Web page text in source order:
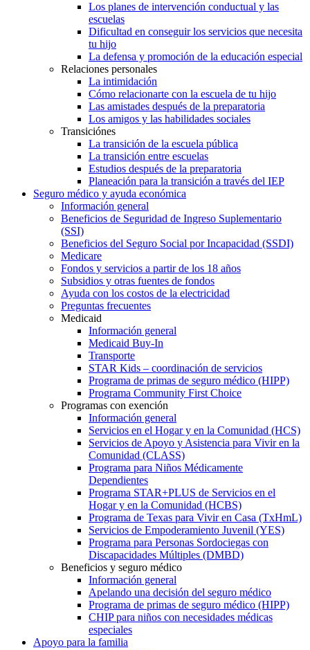
Los planes de intervención conductual y las
escuelas
Dificultad en conseguir los servicios que necesita
tu hijo
La defensa y promoción de la educación especial
Relaciones personales
La intimidación
Cómo relacionarte con la escuela de tu hijo
Las amistades después de la preparatoria
Los amigos y las habilidades sociales
Transiciónes
La transición de la escuela pública
La transición entre escuelas
Estudios después de la preparatoria
Planeación para la transición a través del IEP
Seguro médico y ayuda económica
Información general
Beneficios de Seguridad de Ingreso Suplementario
(SSI)
Beneficios del Seguro Social por Incapacidad (SSDI)
Medicare
Fondos y servicios a partir de los 18 años
Subsidios y otras fuentes de fondos
Ayuda con los costos de la electricidad
Preguntas frecuentes
Medicaid
Información general
Medicaid Buy-In
Transporte
STAR Kids – coordinación de servicios
Programa de primas de seguro médico (HIPP)
Programa Community First Choice
Programas con exención
Información general
Servicios en el Hogar y en la Comunidad (HCS)
Servicios de Apoyo y Asistencia para Vivir en la
Comunidad (CLASS)
Programa para Niños Médicamente
Dependientes
Programa STAR+PLUS de Servicios en el
Hogar y en la Comunidad (HCBS)
Programa de Texas para Vivir en Casa (TxHmL)
Servicios de Empoderamiento Juvenil (YES)
Programa para Personas Sordociegas con
Discapacidades Múltiples (DMBD)
Beneficios y seguro médico
Información general
Apelando una decisión del seguro médico
Programa de primas de seguro médico (HIPP)
CHIP para niños con necesidades médicas
especiales
Apoyo para la familia